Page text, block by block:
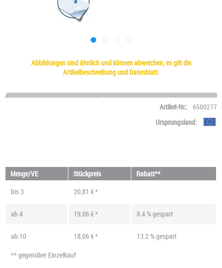
Abbildungen sind ähnlich und können abweichen, es gilt die
Artikelbeschreibung und Datenblatt.
Artikel-Nr.: 6500277
Ursprungsland:
Menge/VE Stückpreis
Rabatt**
bis 3 20,81 € *
ab4 19,06 € * 8.4 % gespart
ab 10 18,06 € *
13.2 % gespart
** gegenüber Einzelkauf